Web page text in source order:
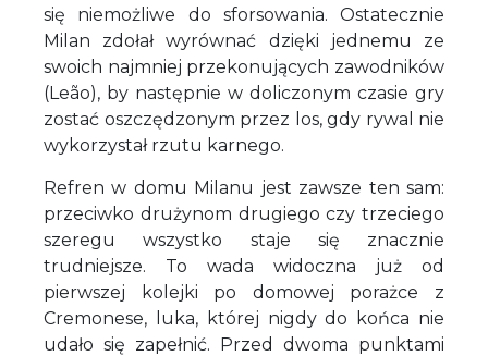
się niemożliwe do sforsowania. Ostatecznie
Milan zdołał wyrównać dzięki jednemu ze
swoich najmniej przekonujących zawodników
(Leão), by następnie w doliczonym czasie gry
zostać oszczędzonym przez los, gdy rywal nie
wykorzystał rzutu karnego.
Refren w domu Milanu jest zawsze ten sam:
przeciwko drużynom drugiego czy trzeciego
szeregu wszystko staje się znacznie
trudniejsze. To wada widoczna już od
pierwszej kolejki po domowej porażce z
Cremonese, luka, której nigdy do końca nie
udało się zapełnić. Przed dwoma punktami